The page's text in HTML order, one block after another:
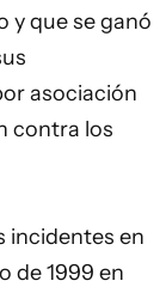
y que se ganó
asociación
contra los
incidentes en
de 1999 en